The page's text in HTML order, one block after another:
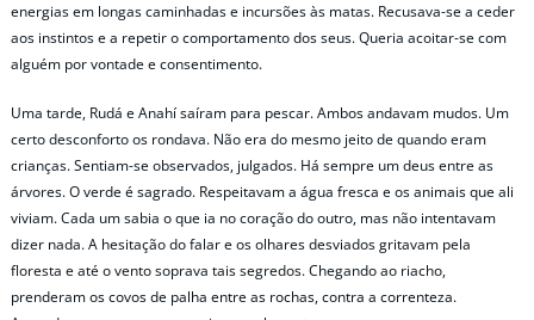
energias em longas caminhadas e incursões às matas. Recusava-se a ceder
aos instintos e a repetir o comportamento dos seus. Queria acoitar-se com
alguém por vontade e consentimento.
Uma tarde, Rudá e Anahí saíram para pescar. Ambos andavam mudos. Um
certo desconforto os rondava. Não era do mesmo jeito de quando eram
crianças. Sentiam-se observados, julgados. Há sempre um deus entre as
árvores. O verde é sagrado. Respeitavam a água fresca e os animais que ali
viviam. Cada um sabia o que ia no coração do outro, mas não intentavam
dizer nada. A hesitação do falar e os olhares desviados gritavam pela
floresta e até o vento soprava tais segredos. Chegando ao riacho,
prenderam os covos de palha entre as rochas, contra a correnteza.